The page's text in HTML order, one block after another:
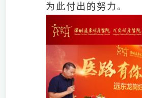
为此付出的努力。